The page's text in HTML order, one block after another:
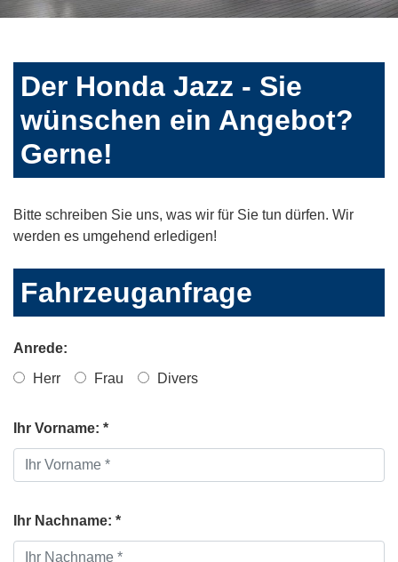
Der Honda Jazz - Sie
wünschen ein Angebot?
Gerne!
Bitte schreiben Sie uns, was wir für Sie tun dürfen. Wir
werden es umgehend erledigen!
Fahrzeuganfrage
Anrede:
Herr
Frau Divers
Ihr Vorname: *
Ihr Nachname: *